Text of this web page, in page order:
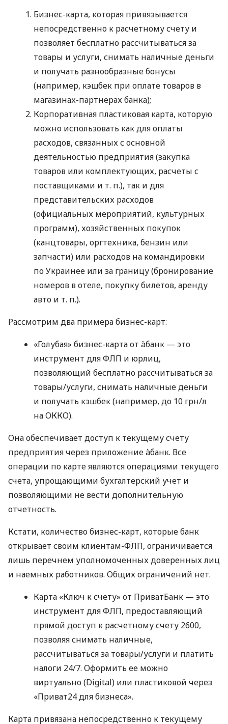
Бизнес-карта, которая привязывается
непосредственно к расчетному счету и
позволяет бесплатно рассчитываться за
товары и услуги, снимать наличные деньги
и получать разнообразные бонусы
(например, кэшбек при оплате товаров в
магазинах-партнерах банка);
Корпоративная пластиковая карта, которую
можно использовать как для оплаты
расходов, связанных с основной
деятельностью предприятия (закупка
товаров или комплектующих, расчеты с
поставщиками и т. п.), так и для
представительских расходов
(официальных мероприятий, культурных
программ), хозяйственных покупок
(канцтовары, оргтехника, бензин или
запчасти) или расходов на командировки
по Украинее или за границу (бронирование
номеров в отеле, покупку билетов, аренду
авто и т. п.).
Рассмотрим два примера бизнес-карт:
«Голубая» бизнес-карта от àбанк — это
инструмент для ФЛП и юрлиц,
позволяющий бесплатно рассчитываться за
товары/услуги, снимать наличные деньги
и получать кэшбек (например, до 10 грн/л
на ОККО).
Она обеспечивает доступ к текущему счету
предприятия через приложение àбанк. Все
операции по карте являются операциями текущего
счета, упрощающими бухгалтерский учет и
позволяющими не вести дополнительную
отчетность.
Кстати, количество бизнес-карт, которые банк
открывает своим клиентам-ФЛП, ограничивается
лишь перечнем уполномоченных доверенных лиц
и наемных работников. Общих ограничений нет.
Карта «Ключ к счету» от ПриватБанк — это
инструмент для ФЛП, предоставляющий
прямой доступ к расчетному счету 2600,
позволяя снимать наличные,
рассчитываться за товары/услуги и платить
налоги 24/7. Оформить ее можно
виртуально (Digital) или пластиковой через
«Приват24 для бизнеса».
Карта привязана непосредственно к текущему